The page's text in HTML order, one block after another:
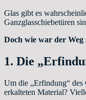
Glas gibt es
Ganzglasschiebetüren
Doch wie war der Weg
1. Die „
Um die „Erfindung“ des
erkalteten Material?